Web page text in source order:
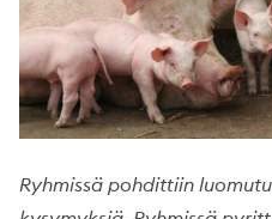
Ryhmissä pohdittiin